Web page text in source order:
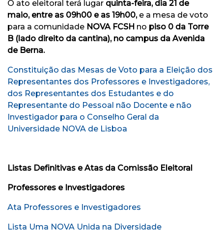
O ato eleitoral terá lugar quinta-feira, dia 21 de
maio, entre as 09h00 e as 19h00, e a mesa de voto
para a comunidade NOVA FCSH no piso 0 da Torre
B (lado direito da cantina), no campus da Avenida
de Berna.
Constituição das Mesas de Voto para a Eleição dos
Representantes dos Professores e Investigadores,
dos Representantes dos Estudantes e do
Representante do Pessoal não Docente e não
Investigador para o Conselho Geral da
Universidade NOVA de Lisboa
Listas Definitivas e Atas da Comissão Eleitoral
Professores e Investigadores
Ata Professores e Investigadores
Lista Uma NOVA Unida na Diversidade